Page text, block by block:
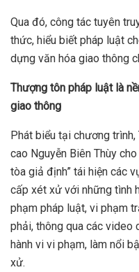
Qua đó, công tác tuyên
thức, hiểu biết pháp luật
dựng văn hóa giao thông
Thượng tôn pháp luật là nề
giao thông
Phát biểu tại chương trình,
cao Nguyễn Biên Thùy
tòa giả định” tái hiện các
cấp xét xử với những tình
phạm pháp luật, vi phạm
phải, thông qua các video
hành vi vi phạm, làm nổi
xử.